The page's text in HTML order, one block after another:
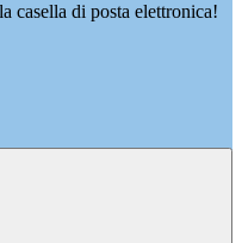
casella di posta elettronica!